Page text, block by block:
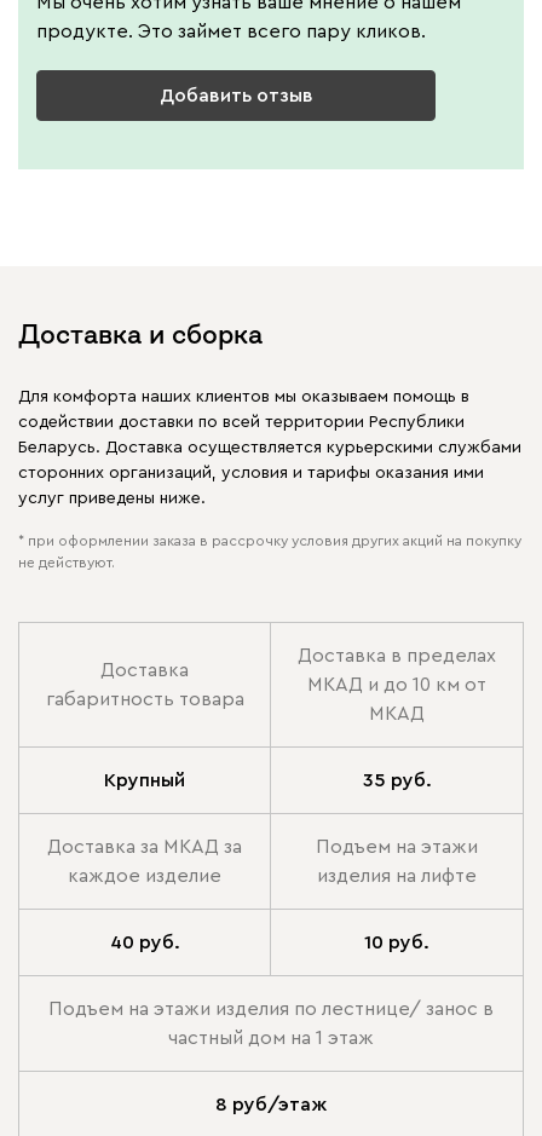
продукте. Это займет всего пару кликов.
Добавить отзыв
Доставка и сборка
Для комфорта наших клиентов мы оказываем помощь в
содействии доставки по всей территории Республики
Беларусь. Доставка осуществляется курьерскими службами
сторонних организаций, условия и тарифы оказания ими
услуг приведены ниже.
* при оформлении заказа в рассрочку условия других акций на покупку
не действуют.
Доставка
габаритность товара
Доставка в пределах
МКАД и до 10 км от
МКАД
Крупный 35 руб.
Доставка за МКАД за
каждое изделие
Подъем на этажи
изделия на лифте
40 руб. 10 руб.
Подъем на этажи изделия по лестнице/ занос в
частный дом на 1 этаж
8 руб/этаж